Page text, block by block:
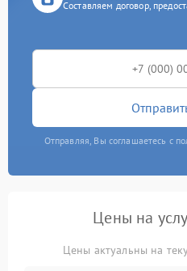
Составляем договор,
Отправляя, Вы соглашаетесь с
Цены на
Цены актуальны на